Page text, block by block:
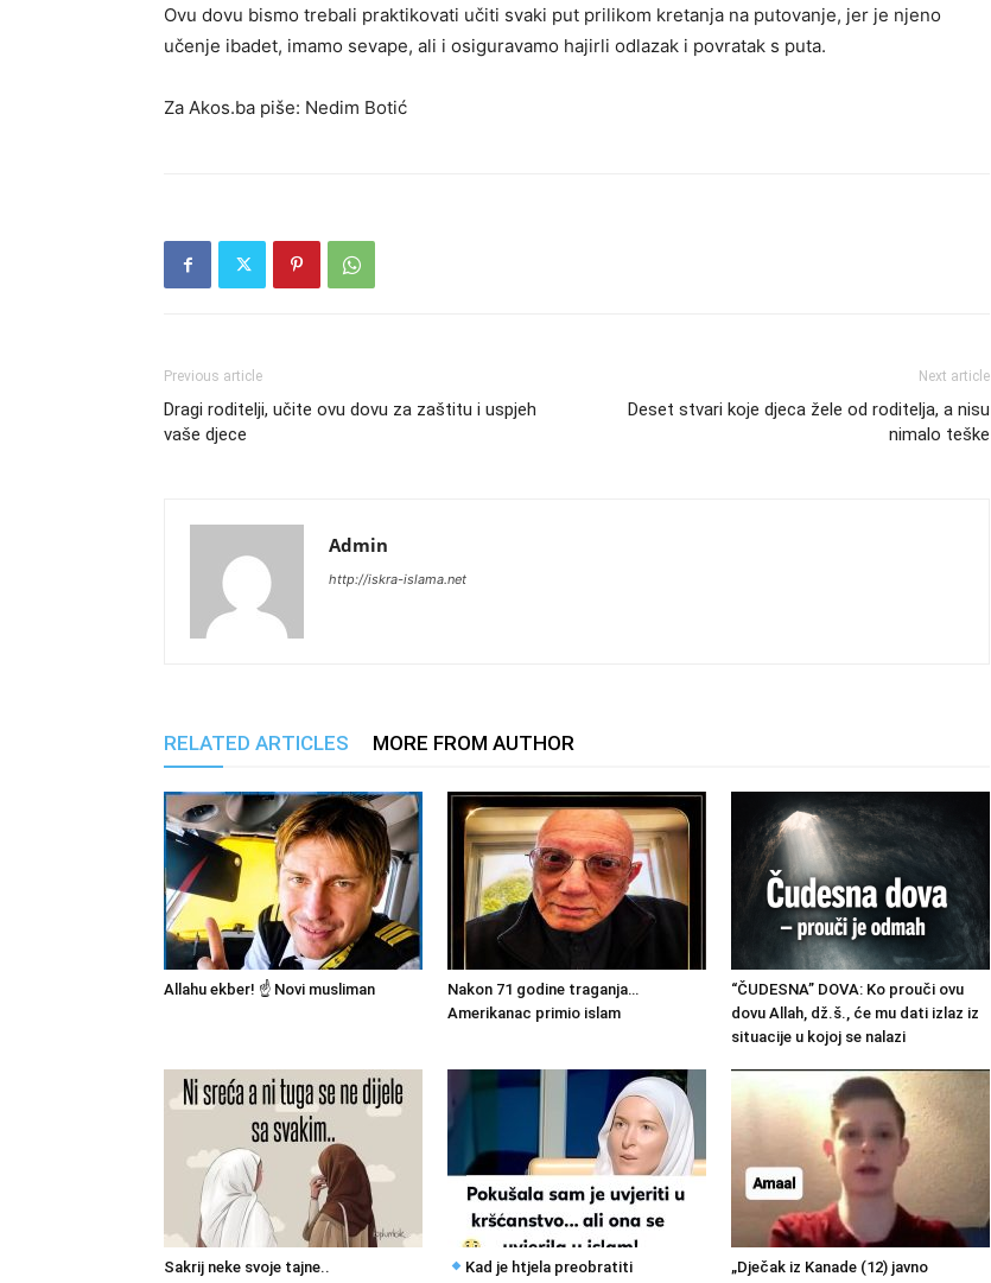
Ovu dovu bismo trebali praktikovati učiti svaki put prilikom kretanja na putovanje, jer je njeno
učenje ibadet, imamo sevape, ali i osiguravamo hajirli odlazak i povratak s puta.
Za Akos.ba piše: Nedim Botić
Previous article
Dragi roditelji, učite ovu dovu za zaštitu i uspjeh
vaše djece
Next article
Deset stvari koje djeca žele od roditelja, a nisu
nimalo teške
Admin
http://iskra-islama.net
RELATED ARTICLES MORE FROM AUTHOR
Allahu ekber! ☝️ Novi musliman
Nakon 71 godine traganja…
Amerikanac primio islam
“ČUDESNA” DOVA: Ko prouči ovu
dovu Allah, dž.š., će mu dati izlaz iz
situacije u kojoj se nalazi
Sakrij neke svoje tajne..
Kad je htjela preobratiti
„Dječak iz Kanade (12) javno